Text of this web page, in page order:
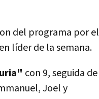
del programa por el
líder de la semana.
con 9, seguida de
Joel y